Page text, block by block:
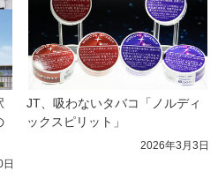
JT、吸わないタバコ「ノルディ
ックスピリット」
2026年3月3日